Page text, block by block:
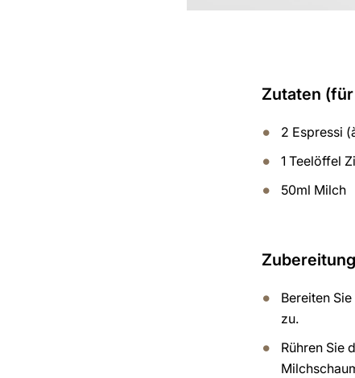
Zutaten
2 Espressi
1 Teelöffel
50ml Milch
Zubereitung
Bereiten
zu.
Rühren Sie